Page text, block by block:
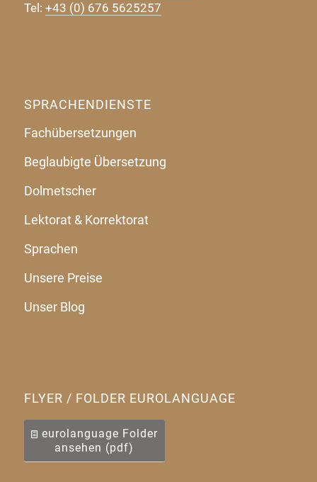
Tel: +43 (0) 676 5625257
SPRACHENDIENSTE
Fachübersetzungen
Beglaubigte Übersetzung
Dolmetscher
Lektorat & Korrektorat
Sprachen
Unsere Preise
Unser Blog
FLYER / FOLDER EUROLANGUAGE
eurolanguage Folder
ansehen (pdf)